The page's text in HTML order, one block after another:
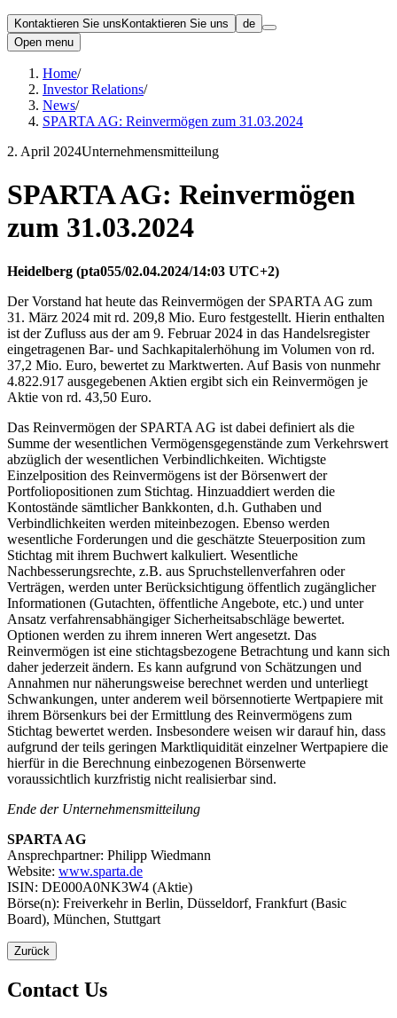
Kontaktieren Sie uns Kontaktieren Sie uns
de
Open menu
Home/
Investor Relations/
News/
SPARTA AG: Reinvermögen zum 31.03.2024
2. April 2024Unternehmensmitteilung
SPARTA AG: Reinvermögen
zum 31.03.2024
Heidelberg (pta055/02.04.2024/14:03 UTC+2)
Der Vorstand hat heute das Reinvermögen der SPARTA AG zum
31. März 2024 mit rd. 209,8 Mio. Euro festgestellt. Hierin enthalten
ist der Zufluss aus der am 9. Februar 2024 in das Handelsregister
eingetragenen Bar- und Sachkapitalerhöhung im Volumen von rd.
37,2 Mio. Euro, bewertet zu Marktwerten. Auf Basis von nunmehr
4.822.917 ausgegebenen Aktien ergibt sich ein Reinvermögen je
Aktie von rd. 43,50 Euro.
Das Reinvermögen der SPARTA AG ist dabei definiert als die
Summe der wesentlichen Vermögensgegenstände zum Verkehrswert
abzüglich der wesentlichen Verbindlichkeiten. Wichtigste
Einzelposition des Reinvermögens ist der Börsenwert der
Portfoliopositionen zum Stichtag. Hinzuaddiert werden die
Kontostände sämtlicher Bankkonten, d.h. Guthaben und
Verbindlichkeiten werden miteinbezogen. Ebenso werden
wesentliche Forderungen und die geschätzte Steuerposition zum
Stichtag mit ihrem Buchwert kalkuliert. Wesentliche
Nachbesserungsrechte, z.B. aus Spruchstellenverfahren oder
Verträgen, werden unter Berücksichtigung öffentlich zugänglicher
Informationen (Gutachten, öffentliche Angebote, etc.) und unter
Ansatz verfahrensabhängiger Sicherheitsabschläge bewertet.
Optionen werden zu ihrem inneren Wert angesetzt. Das
Reinvermögen ist eine stichtagsbezogene Betrachtung und kann sich
daher jederzeit ändern. Es kann aufgrund von Schätzungen und
Annahmen nur näherungsweise berechnet werden und unterliegt
Schwankungen, unter anderem weil börsennotierte Wertpapiere mit
ihrem Börsenkurs bei der Ermittlung des Reinvermögens zum
Stichtag bewertet werden. Insbesondere weisen wir darauf hin, dass
aufgrund der teils geringen Marktliquidität einzelner Wertpapiere die
hierfür in die Berechnung einbezogenen Börsenwerte
voraussichtlich kurzfristig nicht realisierbar sind.
Ende der Unternehmensmitteilung
SPARTA AG
Ansprechpartner: Philipp Wiedmann
Website: www.sparta.de
ISIN: DE000A0NK3W4 (Aktie)
Börse(n): Freiverkehr in Berlin, Düsseldorf, Frankfurt (Basic
Board), München, Stuttgart
Zurück
Contact Us